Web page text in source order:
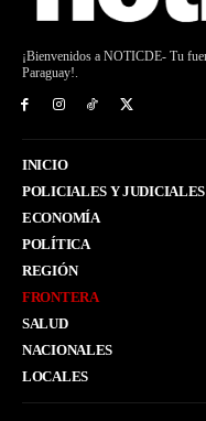
¡Bienvenidos a NOTICDE- Tu
Paraguay!.
INICIO
POLICIALES Y JUDICIALES
ECONOMÍA
POLÍTICA
REGIÓN
FRONTERA
SALUD
NACIONALES
LOCALES